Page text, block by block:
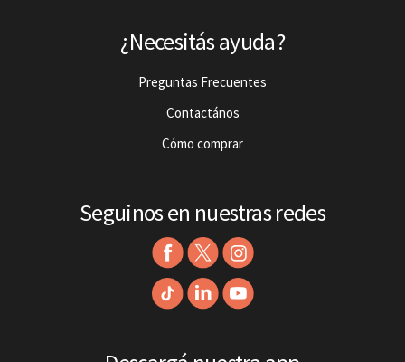
¿Necesitás ayuda?
Preguntas Frecuentes
Contactános
Cómo comprar
Seguinos en nuestras redes